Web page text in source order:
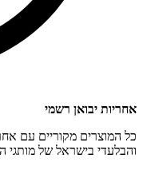
אחריות יבואן רשמי
כל המוצרים מקוריים עם
והבלעדי בישראל של מותגי